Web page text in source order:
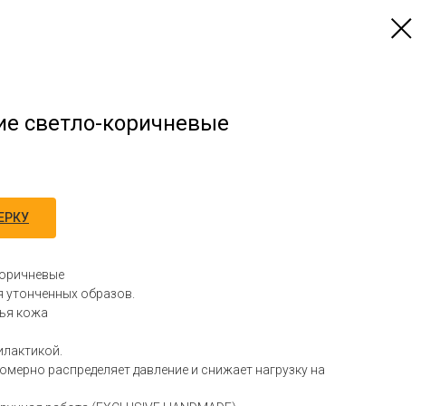
светло-коричневые
утонченных образов.
кожа
распределяет давление и снижает нагрузку на